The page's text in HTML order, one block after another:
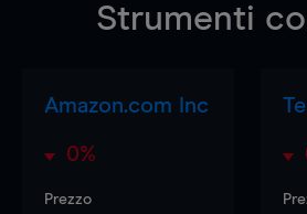
Strumenti
Amazon.com Inc
0%
Prezzo